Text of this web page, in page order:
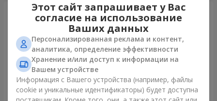
Этот сайт запрашивает у Вас
согласие на использование
Ваших данных
Персонализированная реклама и контент,
аналитика, определение эффективности
Хранение и/или доступ к информации на
Вашем устройстве
Информация с Вашего устройства (например, файлы
cookie и уникальные идентификаторы) будет доступна